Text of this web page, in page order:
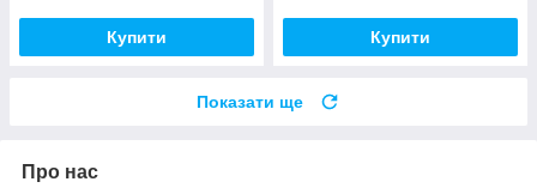
Купити Купити
Показати ще
Про нас